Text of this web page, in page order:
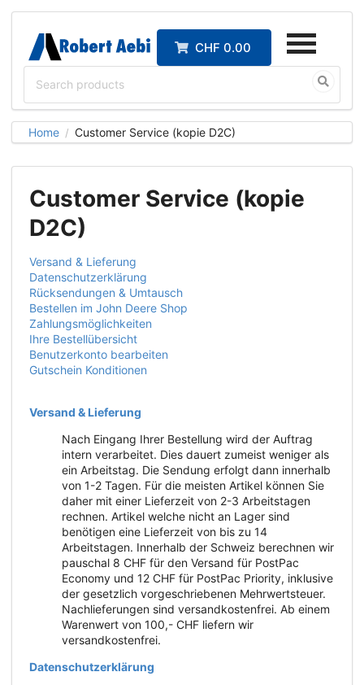
CHF 0.00
Home / Customer Service (kopie D2C)
Customer Service (kopie
D2C)
Versand & Lieferung
Datenschutzerklärung
Rücksendungen & Umtausch
Bestellen im John Deere Shop
Zahlungsmöglichkeiten
Ihre Bestellübersicht
Benutzerkonto bearbeiten
Gutschein Konditionen
Versand & Lieferung
Nach Eingang Ihrer Bestellung wird der Auftrag
intern verarbeitet. Dies dauert zumeist weniger als
ein Arbeitstag. Die Sendung erfolgt dann innerhalb
von 1-2 Tagen. Für die meisten Artikel können Sie
daher mit einer Lieferzeit von 2-3 Arbeitstagen
rechnen. Artikel welche nicht an Lager sind
benötigen eine Lieferzeit von bis zu 14
Arbeitstagen. Innerhalb der Schweiz berechnen wir
pauschal 8 CHF für den Versand für PostPac
Economy und 12 CHF für PostPac Priority, inklusive
der gesetzlich vorgeschriebenen Mehrwertsteuer.
Nachlieferungen sind versandkostenfrei. Ab einem
Warenwert von 100,- CHF liefern wir
versandkostenfrei.
Datenschutzerklärung